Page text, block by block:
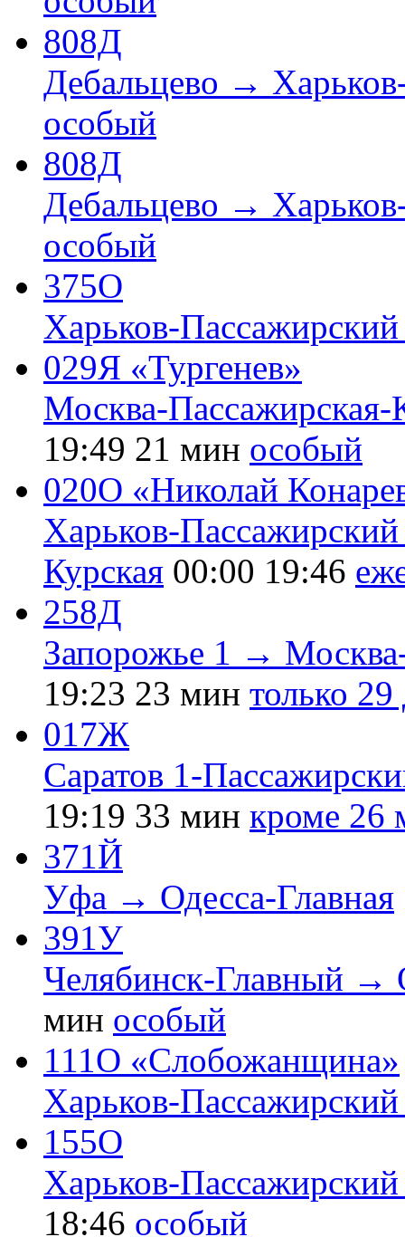
808Д
Дебальцево →
особый
808Д
Дебальцево →
особый
375О
Харьков-
029Я «Тургенев»
Москва-
19:49 21 мин особый
020О «Николай
Харьков-
Курская 00:00 19:46
258Д
Запорожье 1 →
19:23 23 мин только 29
017Ж
Саратов 1-
19:19 33 мин кроме 26
371Й
Уфа → Одесса-Главная
391У
Челябинск-Главный →
мин особый
111О «Слобожанщина»
Харьков-
155О
Харьков-
18:46 особый